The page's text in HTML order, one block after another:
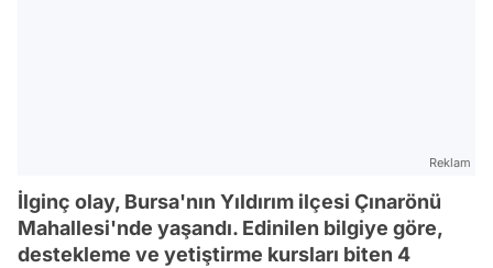
Reklam
İlginç olay, Bursa'nın Yıldırım ilçesi Çınarönü
Mahallesi'nde yaşandı. Edinilen bilgiye göre,
destekleme ve yetiştirme kursları biten 4